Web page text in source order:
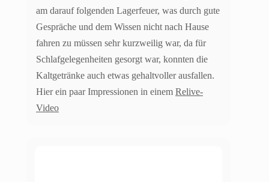
am darauf folgenden Lagerfeuer, was durch gute
Gespräche und dem Wissen nicht nach Hause
fahren zu müssen sehr kurzweilig war, da für
Schlafgelegenheiten gesorgt war, konnten die
Kaltgetränke auch etwas gehaltvoller ausfallen.
Hier ein paar Impressionen in einem Relive-
Video